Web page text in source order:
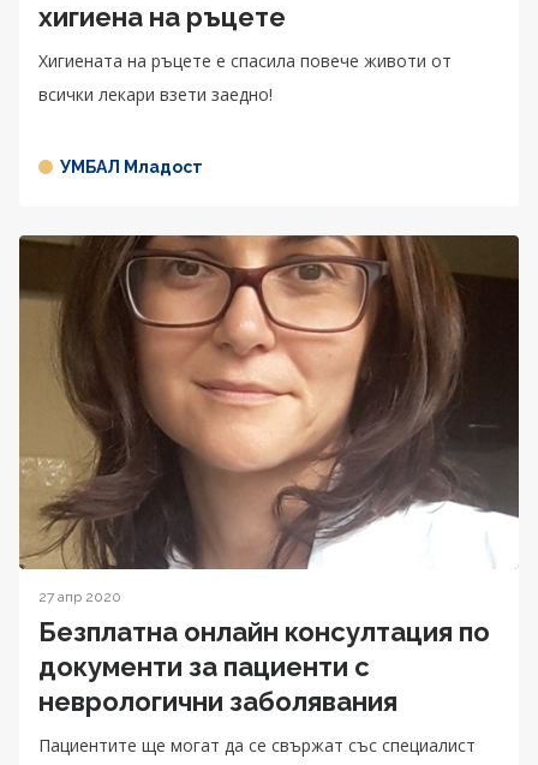
хигиена на ръцете
Хигиената на ръцете е спасила повече животи от
всички лекари взети заедно!
УМБАЛ Младост
27 апр 2020
Безплатна онлайн консултация по
документи за пациенти с
неврологични заболявания
Пациентите ще могат да се свържат със специалист